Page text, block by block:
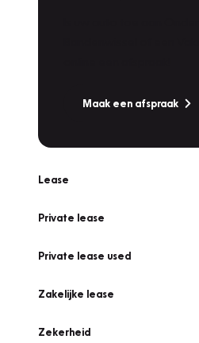
Maak een afspraak
Lease
Private lease
Private lease used
Zakelijke lease
Zekerheid